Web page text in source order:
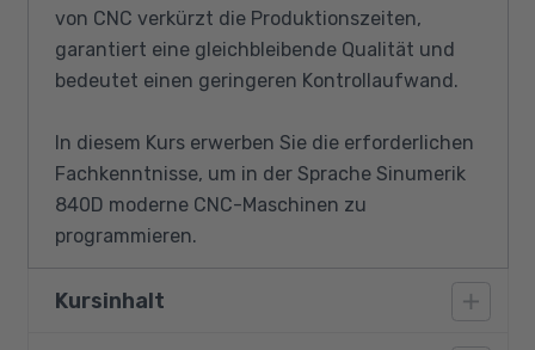
von CNC verkürzt die Produktionszeiten,
garantiert eine gleichbleibende Qualität und
bedeutet einen geringeren Kontrollaufwand.
In diesem Kurs erwerben Sie die erforderlichen
Fachkenntnisse, um in der Sprache Sinumerik
840D moderne CNC-Maschinen zu
programmieren.
Kursinhalt